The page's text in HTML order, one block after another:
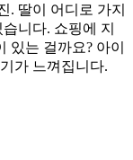
. 딸이 어디로 가지
니다. 쇼핑에 지
있는 걸까요? 아이
가 느껴집니다.